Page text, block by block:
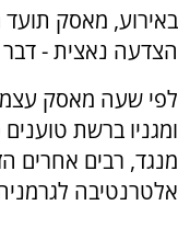
באירוע, מאסק תועד
הצדעה נאצית -
לפי שעה מאסק
ומגניו ברשת
מנגד, רבים אחרים
אלטרנטיבה